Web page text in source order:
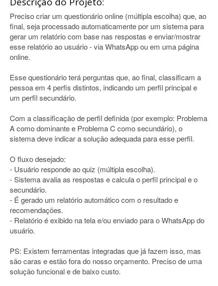
Preciso criar um questionário online (múltipla escolha) que, ao
final, seja processado automaticamente por um sistema para
gerar um relatório com base nas respostas e enviar/mostrar
esse relatório ao usuário - via WhatsApp ou em uma página
online.
Esse questionário terá perguntas que, ao final, classificam a
pessoa em 4 perfis distintos, indicando um perfil principal e
um perfil secundário.
Com a classificação de perfil definida (por exemplo: Problema
A como dominante e Problema C como secundário), o
sistema deve indicar a solução adequada para esse perfil.
O fluxo desejado:
- Usuário responde ao quiz (múltipla escolha).
- Sistema avalia as respostas e calcula o perfil principal e o
secundário.
- É gerado um relatório automático com o resultado e
recomendações.
- Relatório é exibido na tela e/ou enviado para o WhatsApp do
usuário.
PS: Existem ferramentas integradas que já fazem isso, mas
são caras e estão fora do nosso orçamento. Preciso de uma
solução funcional e de baixo custo.